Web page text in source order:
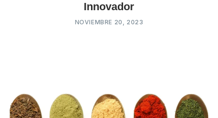
Innovador
NOVIEMBRE 20, 2023